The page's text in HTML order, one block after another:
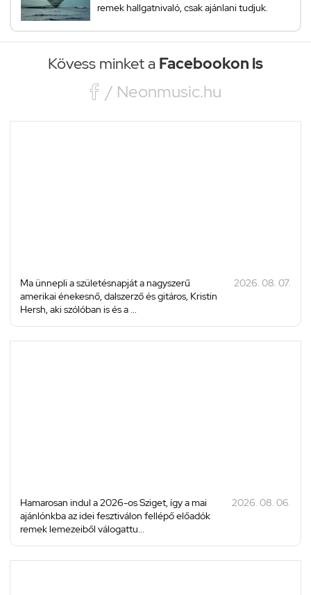
remek hallgatnivaló, csak ajánlani tudjuk.
Kövess minket a Facebookon is
 / Neonmusic.hu
Ma ünnepli a születésnapját a nagyszerű
amerikai énekesnő, dalszerző és gitáros, Kristin
Hersh, aki szólóban is és a ...
2026. 08. 07.
Hamarosan indul a 2026-os Sziget, így a mai
ajánlónkba az idei fesztiválon fellépő előadók
remek lemezeiből válogattu...
2026. 08. 06.